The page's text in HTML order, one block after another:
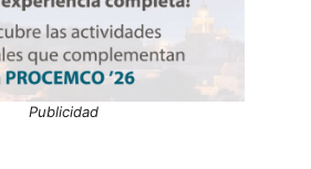
Publicidad